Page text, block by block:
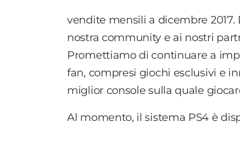
vendite mensili a dicembre
nostra community e ai nostri
Promettiamo di continuare a
fan, compresi giochi esclusivi e
miglior console sulla quale
Al momento, il sistema PS4 è